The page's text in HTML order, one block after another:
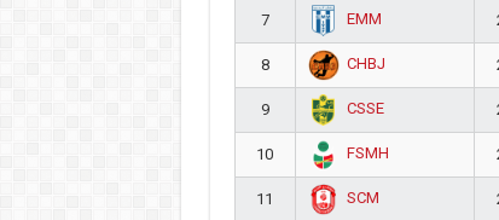
7 EMM
8 CHBJ
9 CSSE
10 FSMH
11 SCM